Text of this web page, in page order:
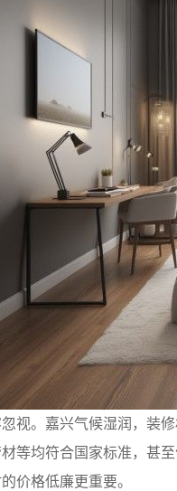
视。嘉兴气候湿润，装
等均符合国家标准，甚
价格低廉更重要。